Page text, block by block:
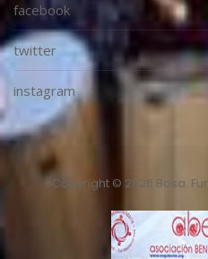
facebook
twitter
instagram
Copyright © 2026 Bosa.